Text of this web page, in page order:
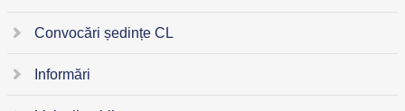
Convocări ședințe CL
Informări